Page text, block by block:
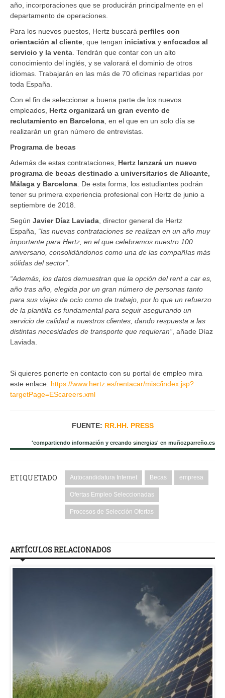
año, incorporaciones que se producirán principalmente en el
departamento de operaciones.
Para los nuevos puestos, Hertz buscará perfiles con
orientación al cliente , que tengan iniciativa y enfocados al
servicio y la venta . Tendrán que contar con un alto
conocimiento del inglés, y se valorará el dominio de otros
idiomas. Trabajarán en las más de 70 oficinas repartidas por
toda España.
Con el fin de seleccionar a buena parte de los nuevos
empleados, Hertz organizará un gran evento de
reclutamiento en Barcelona , en el que en un solo día se
realizarán un gran número de entrevistas.
Programa de becas
Además de estas contrataciones, Hertz lanzará un nuevo
programa de becas destinado a universitarios de Alicante,
Málaga y Barcelona . De esta forma, los estudiantes podrán
tener su primera experiencia profesional con Hertz de junio a
septiembre de 2018.
Según Javier Díaz Laviada , director general de Hertz
España, “las nuevas contrataciones se realizan en un año muy
importante para Hertz, en el que celebramos nuestro 100
aniversario, consolidándonos como una de las compañías más
sólidas del sector”
“Además, los datos demuestran que la opción del rent a car es,
año tras año, elegida por un gran número de personas tanto
para sus viajes de ocio como de trabajo, por lo que un refuerzo
de la plantilla es fundamental para seguir asegurando un
servicio de calidad a nuestros clientes, dando respuesta a las
distintas necesidades de transporte que requieran” , añade Díaz
Laviada.
Si quieres ponerte en contacto con su portal de empleo mira
este enlace: https://www.hertz.es/rentacar/misc/index.jsp?
targetPage=EScareers.xml
FUENTE: RR.HH. PRESS
'compartiendo información y creando sinergias' en muñozparreño.es
ETIQUETADO Autocandidatura Internet Becas empresa
Ofertas Empleo Seleccionadas
Procesos de Selección Ofertas
ARTÍCULOS RELACIONADOS